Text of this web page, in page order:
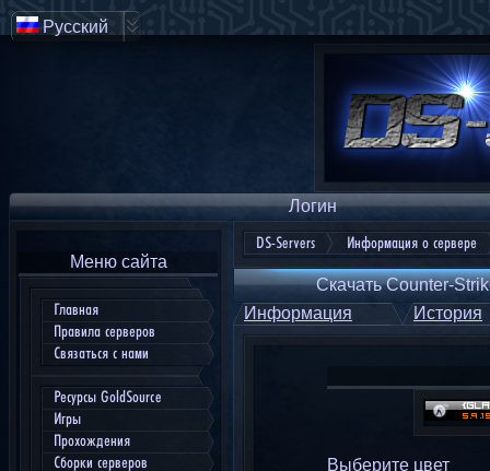
Логин
Меню сайта
Главная
Правила серверов
Связаться с нами
Ресурсы GoldSource
Игры
Прохождения
Сборки серверов
DS-Servers Информация о сервере
Скачать Counter-
Информация
История
Выберите цвет
Русский